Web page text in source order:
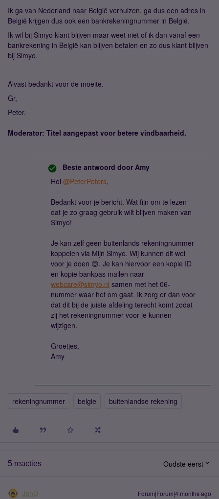
Ik ga van Nederland naar België verhuizen, ga dus een adres in
België krijgen dus ook een bankrekeningnummer in België.
Ik wil bij Simyo klant blijven maar weet niet of ik dan vanaf een
bankrekening in België kan blijven betalen en zo dus klant blijven
bij Simyo.
Alvast bedankt voor de moeite.
Gr,
Peter.
Moderator: Titel aangepast voor betere vindbaarheid.
Beste antwoord door Amy
Hoi ​ @PeterPeters,
Bedankt voor je bericht. Wat fijn om te lezen
dat je zo graag gebruik wilt blijven maken van
Simyo!
Je kan zelf geen buitenlands rekeningnummer
koppelen via Mijn Simyo. Wij kunnen dit wel
voor je doen 😊. Je kan hiervoor een kopie ID
en kopie bankpas mailen naar
webcare@simyo.nl samen met het 06-
nummer waar het om gaat. Ik zorg er dan voor
dat dit bij de juiste afdeling terecht komt zodat
zij het rekeningnummer voor je kunnen
wijzigen.
Groetjes,
Amy
rekeningnummer belgie buitenlandse rekening
5 reacties Oudste eerst
JanD Forum|Forum|4 months ago